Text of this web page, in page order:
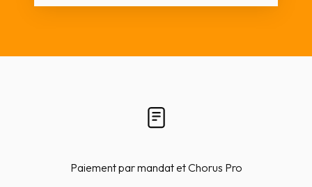
Paiement par mandat et Chorus Pro